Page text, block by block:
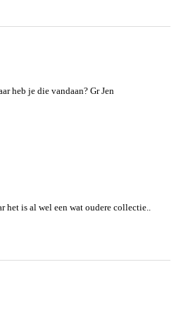
heb je die vandaan? Gr Jen
het is al wel een wat oudere collectie..